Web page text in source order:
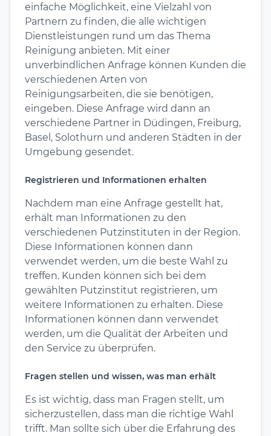
einfache Möglichkeit, eine Vielzahl von
Partnern zu finden, die alle wichtigen
Dienstleistungen rund um das Thema
Reinigung anbieten. Mit einer
unverbindlichen Anfrage können Kunden die
verschiedenen Arten von
Reinigungsarbeiten, die sie benötigen,
eingeben. Diese Anfrage wird dann an
verschiedene Partner in Düdingen, Freiburg,
Basel, Solothurn und anderen Städten in der
Umgebung gesendet.
Registrieren und Informationen erhalten
Nachdem man eine Anfrage gestellt hat,
erhält man Informationen zu den
verschiedenen Putzinstituten in der Region.
Diese Informationen können dann
verwendet werden, um die beste Wahl zu
treffen. Kunden können sich bei dem
gewählten Putzinstitut registrieren, um
weitere Informationen zu erhalten. Diese
Informationen können dann verwendet
werden, um die Qualität der Arbeiten und
den Service zu überprüfen.
Fragen stellen und wissen, was man erhält
Es ist wichtig, dass man Fragen stellt, um
sicherzustellen, dass man die richtige Wahl
trifft. Man sollte sich über die Erfahrung des